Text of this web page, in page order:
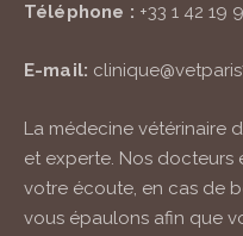
Téléphone : +33 1 42 19
E-mail:
La médecine vétérinaire
et experte. Nos docteurs
votre écoute, en cas de
vous épaulons afin que